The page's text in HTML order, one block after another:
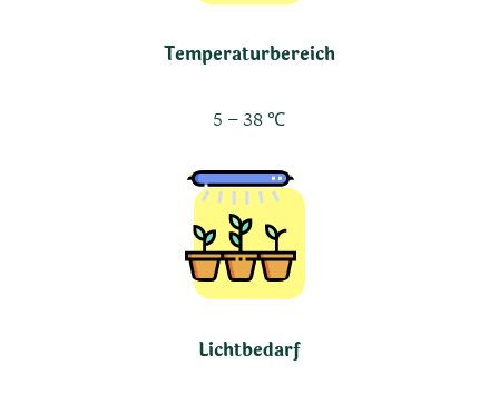
Temperaturbereich
5 – 38 ℃
Lichtbedarf